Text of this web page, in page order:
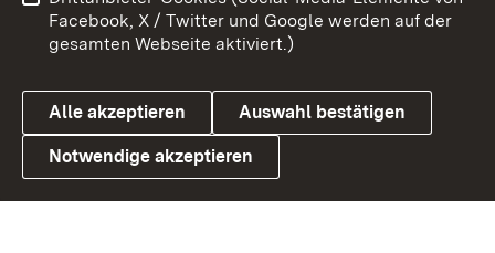
Link zum Landesportal
Benutzungshinweise
Barrierefreiheit
Datenschutz
Cookies
Facebook, X / Twitter und Google werden auf der
gesamten Webseite aktiviert.)
Alle akzeptieren Auswahl bestätigen
Notwendige akzeptieren